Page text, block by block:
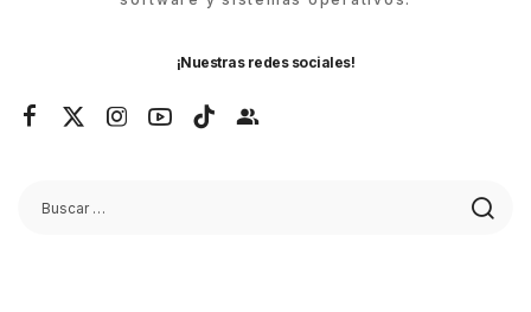
¡Nuestras redes sociales!